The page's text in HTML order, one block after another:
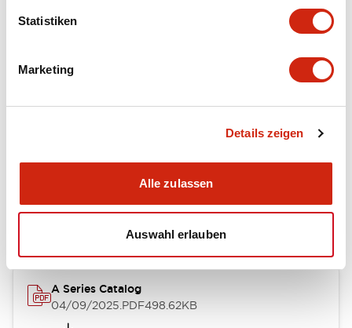
Statistiken
Marketing
Details zeigen
Alle zulassen
Auswahl erlauben
Mounting and Installation Specifications
Dokumente und Dateien
A Series Catalog
04/09/2025.PDF498.62KB